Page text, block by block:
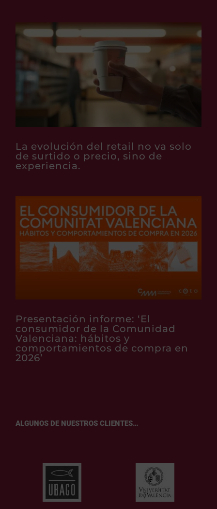
La evolución del retail no va solo
de surtido o precio, sino de
experiencia.
Presentación informe: ‘El
consumidor de la Comunidad
Valenciana: hábitos y
comportamientos de compra en
2026’
ALGUNOS DE NUESTROS CLIENTES…